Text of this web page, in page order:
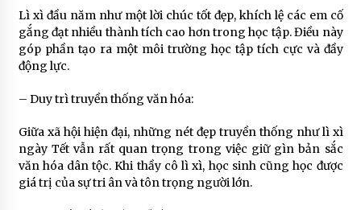
Lì xì đầu năm như một lời chúc tốt đẹp, khích lệ các em cố
gắng đạt nhiều thành tích cao hơn trong học tập. Điều này
góp phần tạo ra một môi trường học tập tích cực và đầy
động lực.
– Duy trì truyền thống văn hóa:
Giữa xã hội hiện đại, những nét đẹp truyền thống như lì xì
ngày Tết vẫn rất quan trọng trong việc giữ gìn bản sắc
văn hóa dân tộc. Khi thầy cô lì xì, học sinh cũng học được
giá trị của sự tri ân và tôn trọng người lớn.